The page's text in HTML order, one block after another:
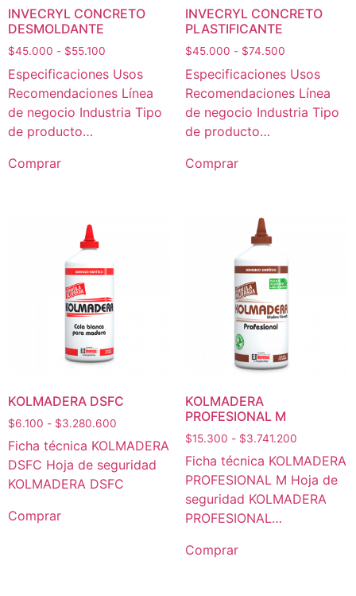
INVECRYL CONCRETO
DESMOLDANTE
$45.000 - $55.100
Especificaciones Usos
Recomendaciones Línea
de negocio Industria Tipo
de producto…
Comprar
INVECRYL CONCRETO
PLASTIFICANTE
$45.000 - $74.500
Especificaciones Usos
Recomendaciones Línea
de negocio Industria Tipo
de producto…
Comprar
KOLMADERA DSFC
$6.100 - $3.280.600
Ficha técnica KOLMADERA
DSFC Hoja de seguridad
KOLMADERA DSFC
Comprar
KOLMADERA
PROFESIONAL M
$15.300 - $3.741.200
Ficha técnica KOLMADERA
PROFESIONAL M Hoja de
seguridad KOLMADERA
PROFESIONAL…
Comprar